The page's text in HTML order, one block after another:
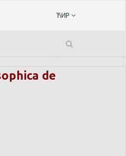
ЋИР
de